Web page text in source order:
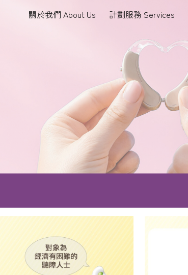
Skip to main content
關於我們 About Us 計劃服務 Services